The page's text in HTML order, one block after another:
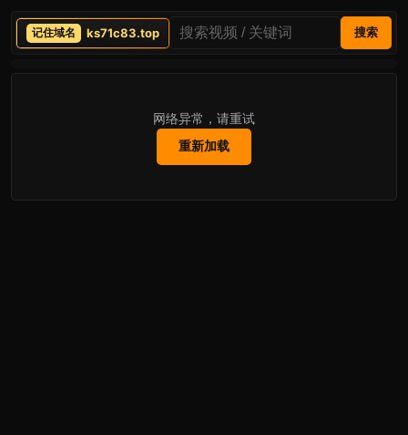
ks71c83.top 搜索
网络异常，请重试
重新加载